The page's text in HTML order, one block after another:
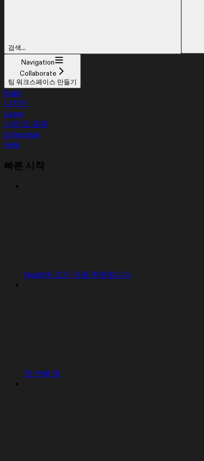
검색...
Navigation
Collaborate
팀 워크스페이스 만들기
Build
디자인
Learn
신뢰 및 결제
Enterprise
Help
빠른 시작
Replit에 오신 것을 환영합니다
첫 번째 앱